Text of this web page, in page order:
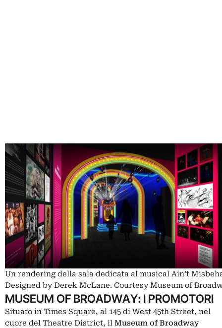
Un rendering della sala dedicata al musical Ain’t
Designed by Derek McLane. Courtesy Museum of
MUSEUM OF BROADWAY: I PROMOTORI
Situato in Times Square, al 145 di West 45th Street, nel
cuore del Theatre District, il Museum of Broadway